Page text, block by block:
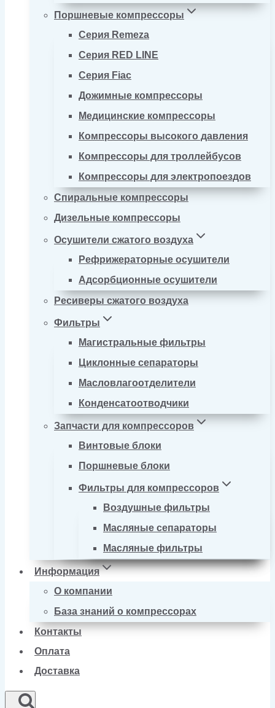
Поршневые компрессоры
Серия Remeza
Серия RED LINE
Серия Fiac
Дожимные компрессоры
Медицинские компрессоры
Компрессоры высокого давления
Компрессоры для троллейбусов
Компрессоры для электропоездов
Спиральные компрессоры
Дизельные компрессоры
Осушители сжатого воздуха
Рефрижераторные осушители
Адсорбционные осушители
Ресиверы сжатого воздуха
Фильтры
Магистральные фильтры
Циклонные сепараторы
Масловлагоотделители
Конденсатоотводчики
Запчасти для компрессоров
Винтовые блоки
Поршневые блоки
Фильтры для компрессоров
Воздушные фильтры
Масляные сепараторы
Масляные фильтры
Информация
О компании
База знаний о компрессорах
Контакты
Оплата
Доставка